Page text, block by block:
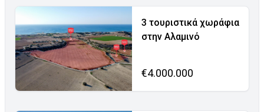
3 τουριστικά χωράφια
στην Αλαμινό
€4.000.000